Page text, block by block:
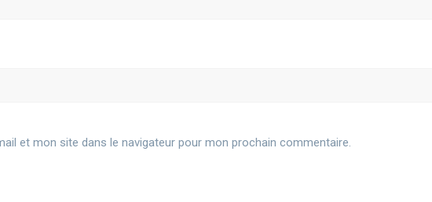
et mon site dans le navigateur pour mon prochain commentaire.